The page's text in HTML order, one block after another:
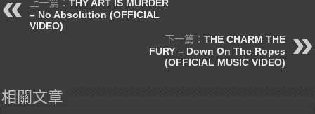
上一篇：THY ART IS MURDER
– No Absolution (OFFICIAL
VIDEO)
下一篇： THE CHARM THE
FURY – Down On The Ropes
(OFFICIAL MUSIC VIDEO)
相關文章